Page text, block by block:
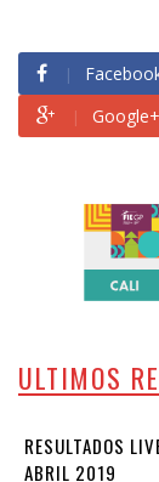
Google+
ULTIMOS
RESULTADOS
ABRIL 2019